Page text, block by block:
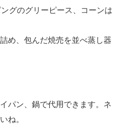
グのグリーピース、コーンは
め、包んだ焼売を並べ蒸し器
パン、鍋で代用できます。ネ
ね。